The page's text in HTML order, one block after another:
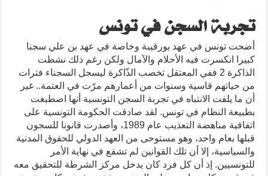
تجربة السجن في تونس
أضحت تونس في عهد بورقيبة وخاصة في عهد بن علي سجنا
كبيرا انكسرت فيه الأحلام والآمال ولكن رغم ذلك نشطت
الذاكرة 2 ففي المعتقل تخصب الذّاكرة ليسجل السجناء فترات
من حياتهم قاسية وسنوات من أعمارهم مرّت في العتمة.. غير
أن ما يلفت الانتباه في تجربة السجن التونسية أنها اصطبغت
بطبيعة النظام في تونس. لقد صادقت الحكومة التونسية على
اتفاقية مناهضة التعذيب عام 1989، وأصدرت قانونا للسجون
قبلها بعام واحد، وهو مستوحى من العهد الدولي للحقوق المدنية
والسياسية، إلا أن تلك القوانين لم تشفع في نهاية الأمر
للتونسيين. إذ أن كل فرد كان يدخل مركز الشرطة للتحقيق معه